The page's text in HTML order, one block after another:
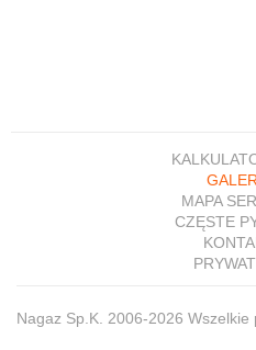
MAPA
CZĘSTE
Nagaz Sp.K. 2006-2026 Wszelkie